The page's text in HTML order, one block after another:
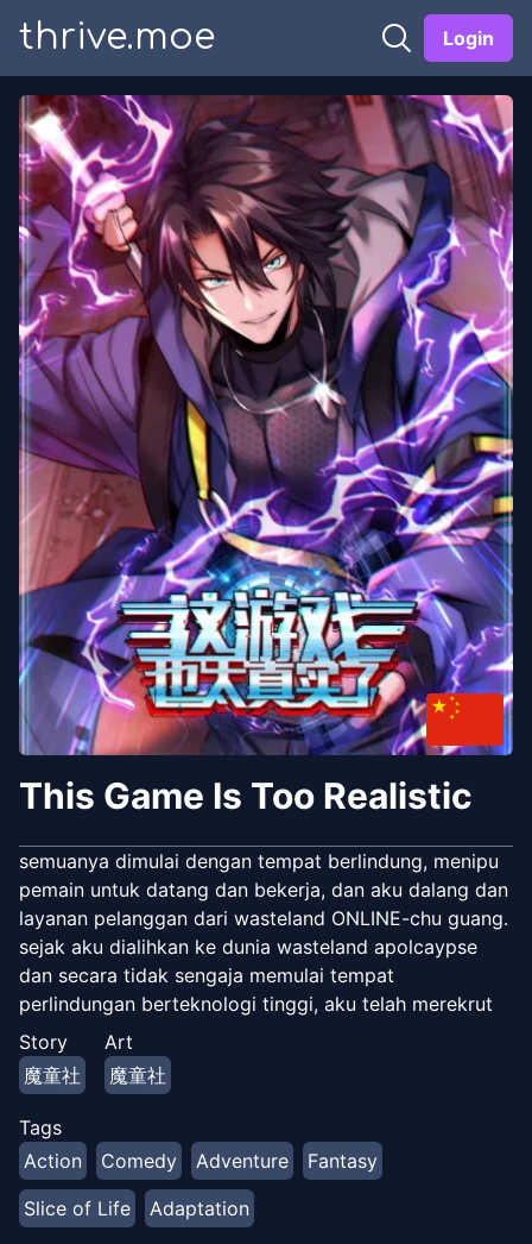
thrive.moe Login
This Game Is Too Realistic
semuanya dimulai dengan tempat berlindung, menipu
pemain untuk datang dan bekerja, dan aku dalang dan
layanan pelanggan dari wasteland ONLINE-chu guang.
sejak aku dialihkan ke dunia wasteland apolcaypse
dan secara tidak sengaja memulai tempat
perlindungan berteknologi tinggi, aku telah merekrut
pemain sebagai antekku dan naik level dengan
membunuh monster, itu sangat mudah. saksikan
bagaimana aku membangun peradaban terkuat di
dunia kiamat, dunia yang penuh dengan monster
bermutasi yang berbahaya dan ganas!
Story
魔童社
Art
魔童社
Tags
Action
Comedy Adventure
Fantasy
Slice of Life
Adaptation